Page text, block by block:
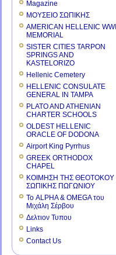
Magazine
ΜΟΥΣΕΙΟ ΣΩΠΙΚΗΣ
AMERICAN HELLENIC WWII
MEMORIAL
SISTER CITIES TARPON
SPRINGS AND
KASTELORIZO
Hellenic Cemetery
HELLENIC CONSULATE
GENERAL IN TAMPA
PLATO AND ATHENIAN
CHARTER SCHOOLS
OLDEST HELLENIC
ORACLE OF DODONA
Airport King Pyrrhus
GREEK ORTHODOX
CHAPEL
ΚΟΙΜΗΣΗ ΤΗΣ ΘΕΟΤΟΚΟΥ
ΣΩΠΙΚΗΣ ΠΩΓΩΝΙΟΥ
Το ALPHA & OMEGA του
Μιχάλη Σέρβου
Δελτιον Τυπου
Links
Contact Us